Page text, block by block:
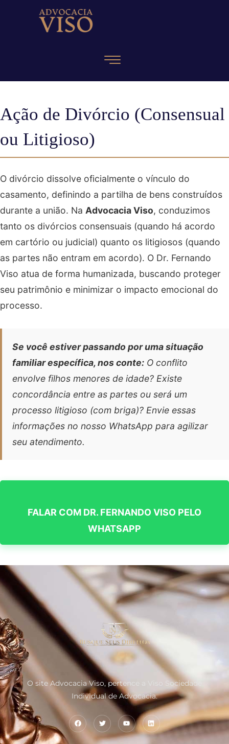
Ação de Divórcio (Consensual
ou Litigioso)
O divórcio dissolve oficialmente o vínculo do
casamento, definindo a partilha de bens construídos
durante a união. Na Advocacia Viso, conduzimos
tanto os divórcios consensuais (quando há acordo
em cartório ou judicial) quanto os litigiosos (quando
as partes não entram em acordo). O Dr. Fernando
Viso atua de forma humanizada, buscando proteger
seu patrimônio e minimizar o impacto emocional do
processo.
Se você estiver passando por uma situação
familiar específica, nos conte: O conflito
envolve filhos menores de idade? Existe
concordância entre as partes ou será um
processo litigioso (com briga)? Envie essas
informações no nosso WhatsApp para agilizar
seu atendimento.
FALAR COM DR. FERNANDO VISO PELO
WHATSAPP
O site Advocacia Viso, pertence a Viso Sociedade
Individual de Advocacia.